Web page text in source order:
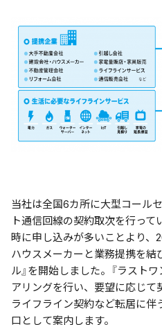
当社は全国6カ所に大型コール
ト通信回線の契約取次を行っ
時に申し込みが多いことより、
ハウスメーカーと業務提携を結
ル』を開始しました。『ラスト
アリングを行い、要望に応じ
ライフライン契約など転居に伴
口として案内します。